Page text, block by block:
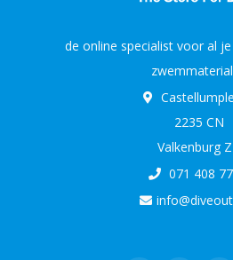
de online specialist voor al
2235 CN
Valkenburg
071 408